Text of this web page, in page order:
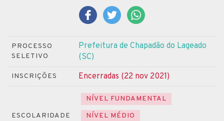
PROCESSO
SELETIVO
Prefeitura de Chapadão do Lageado
(SC)
INSCRIÇÕES Encerradas (22 nov 2021)
ESCOLARIDADE
NÍVEL FUNDAMENTAL
NÍVEL MÉDIO